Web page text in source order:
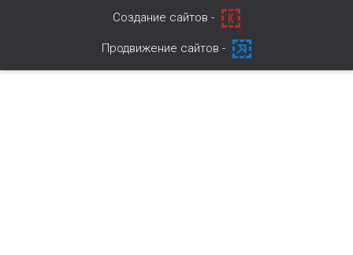
Cоздание сайтов -
Продвижение сайтов -